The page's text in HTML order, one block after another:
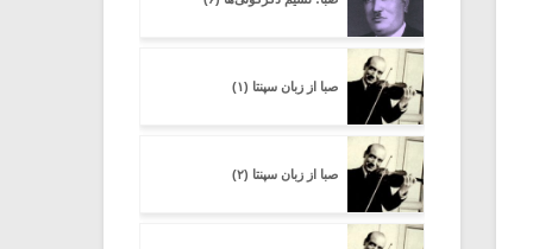
صبا از زبان سپنتا (۱)
صبا از زبان سپنتا (۲)